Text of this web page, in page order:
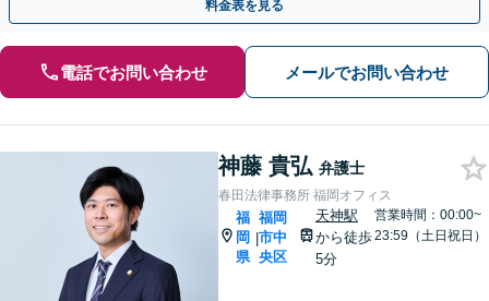
料金表を見る
電話でお問い合わせ メールでお問い合わせ
神藤 貴弘 弁護士
春田法律事務所 福岡オフィス
福
岡
県
|
福岡
市中
央区
天神駅
から徒歩
5分
営業時間：00:00~
23:59（土日祝日）